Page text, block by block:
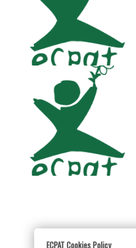
ECPAT Cookies Policy